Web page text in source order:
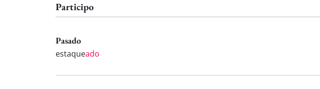
Participo
Pasado
estaqueado